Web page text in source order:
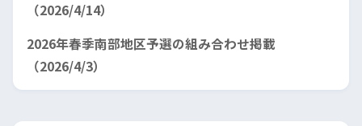
（2026/4/14）
2026年春季南部地区予選の組み合わせ掲載
（2026/4/3）